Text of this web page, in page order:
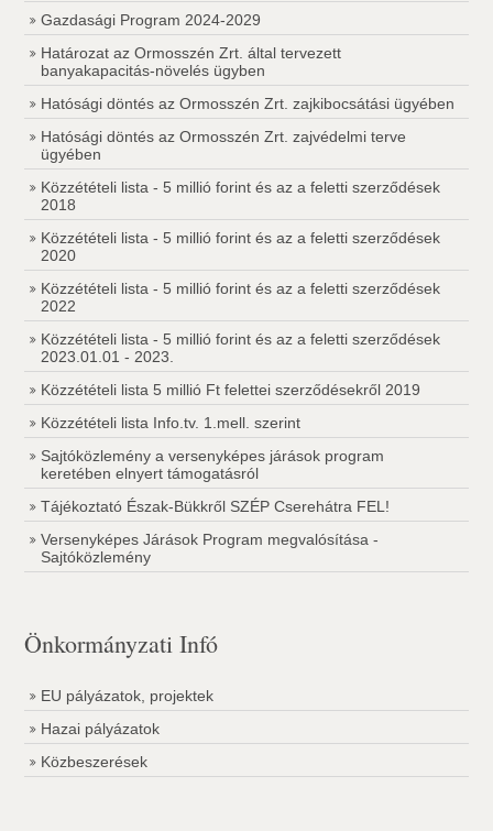
Gazdasági Program 2024-2029
Határozat az Ormosszén Zrt. által tervezett
banyakapacitás-növelés ügyben
Hatósági döntés az Ormosszén Zrt. zajkibocsátási ügyében
Hatósági döntés az Ormosszén Zrt. zajvédelmi terve
ügyében
Közzétételi lista - 5 millió forint és az a feletti szerződések
2018
Közzétételi lista - 5 millió forint és az a feletti szerződések
2020
Közzétételi lista - 5 millió forint és az a feletti szerződések
2022
Közzétételi lista - 5 millió forint és az a feletti szerződések
2023.01.01 - 2023.
Közzétételi lista 5 millió Ft felettei szerződésekről 2019
Közzétételi lista Info.tv. 1.mell. szerint
Sajtóközlemény a versenyképes járások program
keretében elnyert támogatásról
Tájékoztató Észak-Bükkről SZÉP Cserehátra FEL!
Versenyképes Járások Program megvalósítása -
Sajtóközlemény
Önkormányzati Infó
EU pályázatok, projektek
Hazai pályázatok
Közbeszerések